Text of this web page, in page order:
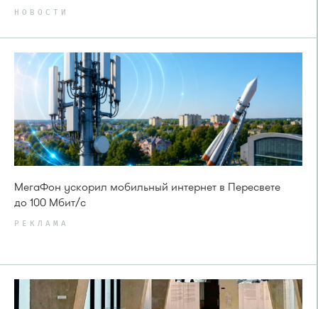
НОВОСТИ
МегаФон ускорил мобильный интернет в Пересвете
до 100 Мбит/с
РЕКЛАМА